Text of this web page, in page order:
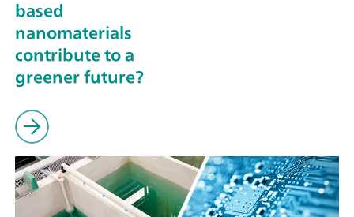
based
nanomaterials
contribute to a
greener future?